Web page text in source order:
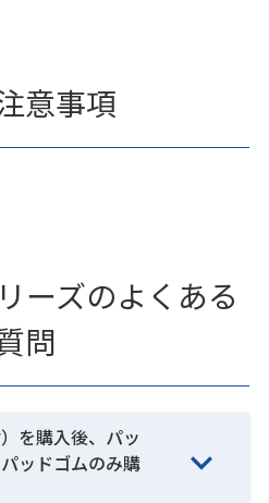
意事項
ーズのよくある
問
を購入後、パッ
ッドゴムのみ購